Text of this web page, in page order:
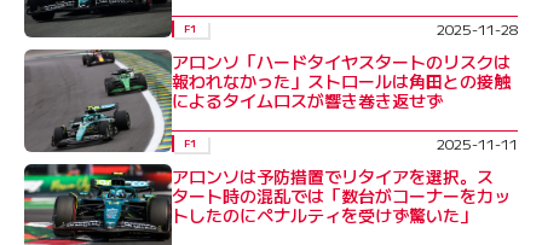
F1 2025-11-28
アロンソ「ハードタイヤスタートのリスクは
報われなかった」ストロールは角田との接触
によるタイムロスが響き巻き返せず
F1 2025-11-11
アロンソは予防措置でリタイアを選択。ス
タート時の混乱では「数台がコーナーをカッ
トしたのにペナルティを受けず驚いた」